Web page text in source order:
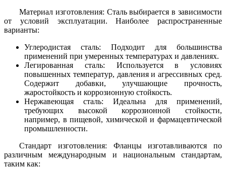
Материал изготовления: Сталь выбирается в зависимости
от условий эксплуатации. Наиболее распространенные
варианты:
Углеродистая сталь: Подходит для большинства
применений при умеренных температурах и давлениях.
Легированная сталь: Используется в условиях
повышенных температур, давления и агрессивных сред.
Содержит добавки, улучшающие прочность,
жаростойкость и коррозионную стойкость.
Нержавеющая сталь: Идеальна для применений,
требующих высокой коррозионной стойкости,
например, в пищевой, химической и фармацевтической
промышленности.
Стандарт изготовления: Фланцы изготавливаются по
различным международным и национальным стандартам,
таким как: